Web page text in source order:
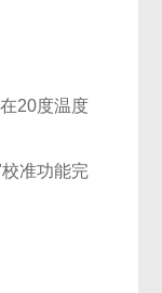
20度温度
校准功能完